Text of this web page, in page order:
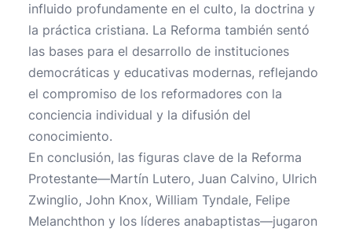
influido profundamente en el culto, la doctrina y
la práctica cristiana. La Reforma también sentó
las bases para el desarrollo de instituciones
democráticas y educativas modernas, reflejando
el compromiso de los reformadores con la
conciencia individual y la difusión del
conocimiento.
En conclusión, las figuras clave de la Reforma
Protestante—Martín Lutero, Juan Calvino, Ulrich
Zwinglio, John Knox, William Tyndale, Felipe
Melanchthon y los líderes anabaptistas—jugaron